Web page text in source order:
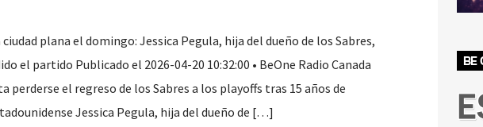
plana el domingo: Jessica Pegula, hija del dueño de los Sabres,
el partido Publicado el 2026-04-20 10:32:00 • BeOne Radio Canada
perderse el regreso de los Sabres a los playoffs tras 15 años de
Jessica Pegula, hija del dueño de […]
BE